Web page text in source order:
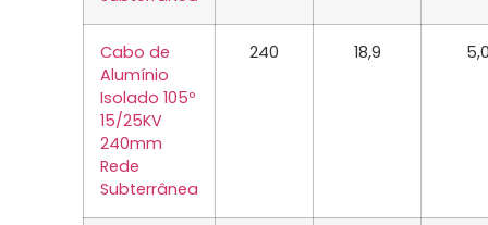
Cabo de
Alumínio
Isolado 105º
15/25KV
240mm
Rede
Subterrânea
240 18,9